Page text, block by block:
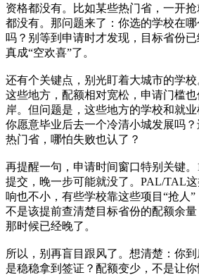
资格都没有。比如某些热门省，一开
都没有。那问题来了：你选的学校在
吗？别等到申请时才发现，目标省份
真成“空欢喜”了。
还有个关键点，别光盯着大城市的学
这些地方，配额相对宽松，申请门槛
岸。但问题是，这些地方的学校和就
你愿意毕业后去一个冷清小城发展吗
热门省，哪怕失败也认了？
再提醒一句，申请时间窗口特别关键
提交，晚一步可能就没了。PAL/TAL
响也不小，有些学校靠这些项目“抢人
不是该提前查清楚目标省份的配额余量
那时候已经晚了。
所以，别再盲目跟风了。想清楚：你
是稳稳拿到签证？配额变少，不是让